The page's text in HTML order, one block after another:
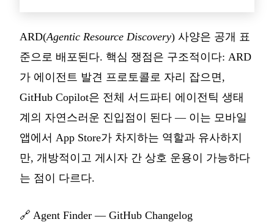
ARD(Agentic Resource Discovery) 사양은 공개 표
준으로 배포된다. 핵심 쟁점은 구조적이다: ARD
가 에이전트 발견 프로토콜로 자리 잡으면,
GitHub Copilot은 전체 서드파티 에이전틱 생태
계의 자연스러운 진입점이 된다 — 이는 모바일
앱에서 App Store가 차지하는 역할과 유사하지
만, 개방적이고 게시자 간 상호 운용이 가능하다
는 점이 다르다.
🔗 Agent Finder — GitHub Changelog